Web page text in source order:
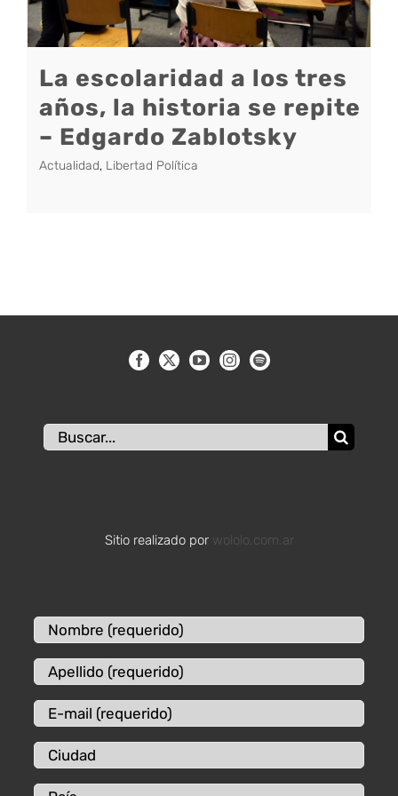
La escolaridad a los tres
años, la historia se repite
– Edgardo Zablotsky
Actualidad, Libertad Política
Buscar:
Sitio realizado por wololo.com.ar